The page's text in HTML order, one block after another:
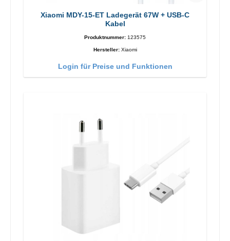
Xiaomi MDY-15-ET Ladegerät 67W + USB-C
Kabel
Produktnummer: 123575
Hersteller: Xiaomi
Login für Preise und Funktionen